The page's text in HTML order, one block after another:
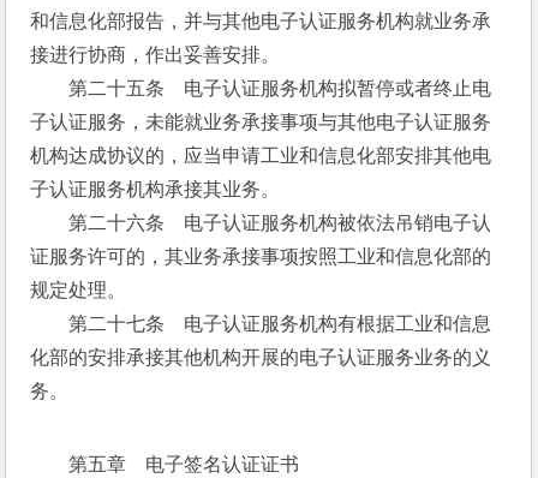
和信息化部报告，并与其他电子认证服务机构就业务承
接进行协商，作出妥善安排。
第二十五条　电子认证服务机构拟暂停或者终止电
子认证服务，未能就业务承接事项与其他电子认证服务
机构达成协议的，应当申请工业和信息化部安排其他电
子认证服务机构承接其业务。
第二十六条　电子认证服务机构被依法吊销电子认
证服务许可的，其业务承接事项按照工业和信息化部的
规定处理。
第二十七条　电子认证服务机构有根据工业和信息
化部的安排承接其他机构开展的电子认证服务业务的义
务。
第五章　电子签名认证证书